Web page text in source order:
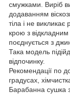
смужками. Виріб
додаванням
тіла і не
крою з відкладним
поєднується з
Така модель
відпочинку.
Рекомендації по
градусах,
Барабанна сушка